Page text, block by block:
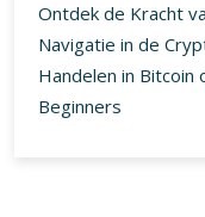
Ontdek de Kracht
Navigatie in de
Handelen in Bitcoin
Beginners